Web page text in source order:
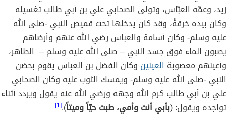
زيد، وعمّه العبّاس، وتولى الصحابي علي بن أبي طالب تغسيله
وكان بيده خرقةً، وقد كان يدخلها تحت قميص النبي -صلى الله
عليه وسلم- وكان أسامة والعباس رضي الله عنهم وأرضاهم
يصبون الماء فوق جسد النبي – صلى الله عليه وسلم – الطاهر،
وأعينهم معصوبة العينين وكان الفضل بن العباس يقوم بحضن
النبي -صلى الله عليه وسلم- ويمسك الثوب عليه وكان الصحابي
علي بن أبي طالب كرم الله وجهه ورضي الله عنه يقول ويردد أثناء
تواجده ويقول: (بأبي أنت وأمي، طبت حيّاً وميتاً).
[1]